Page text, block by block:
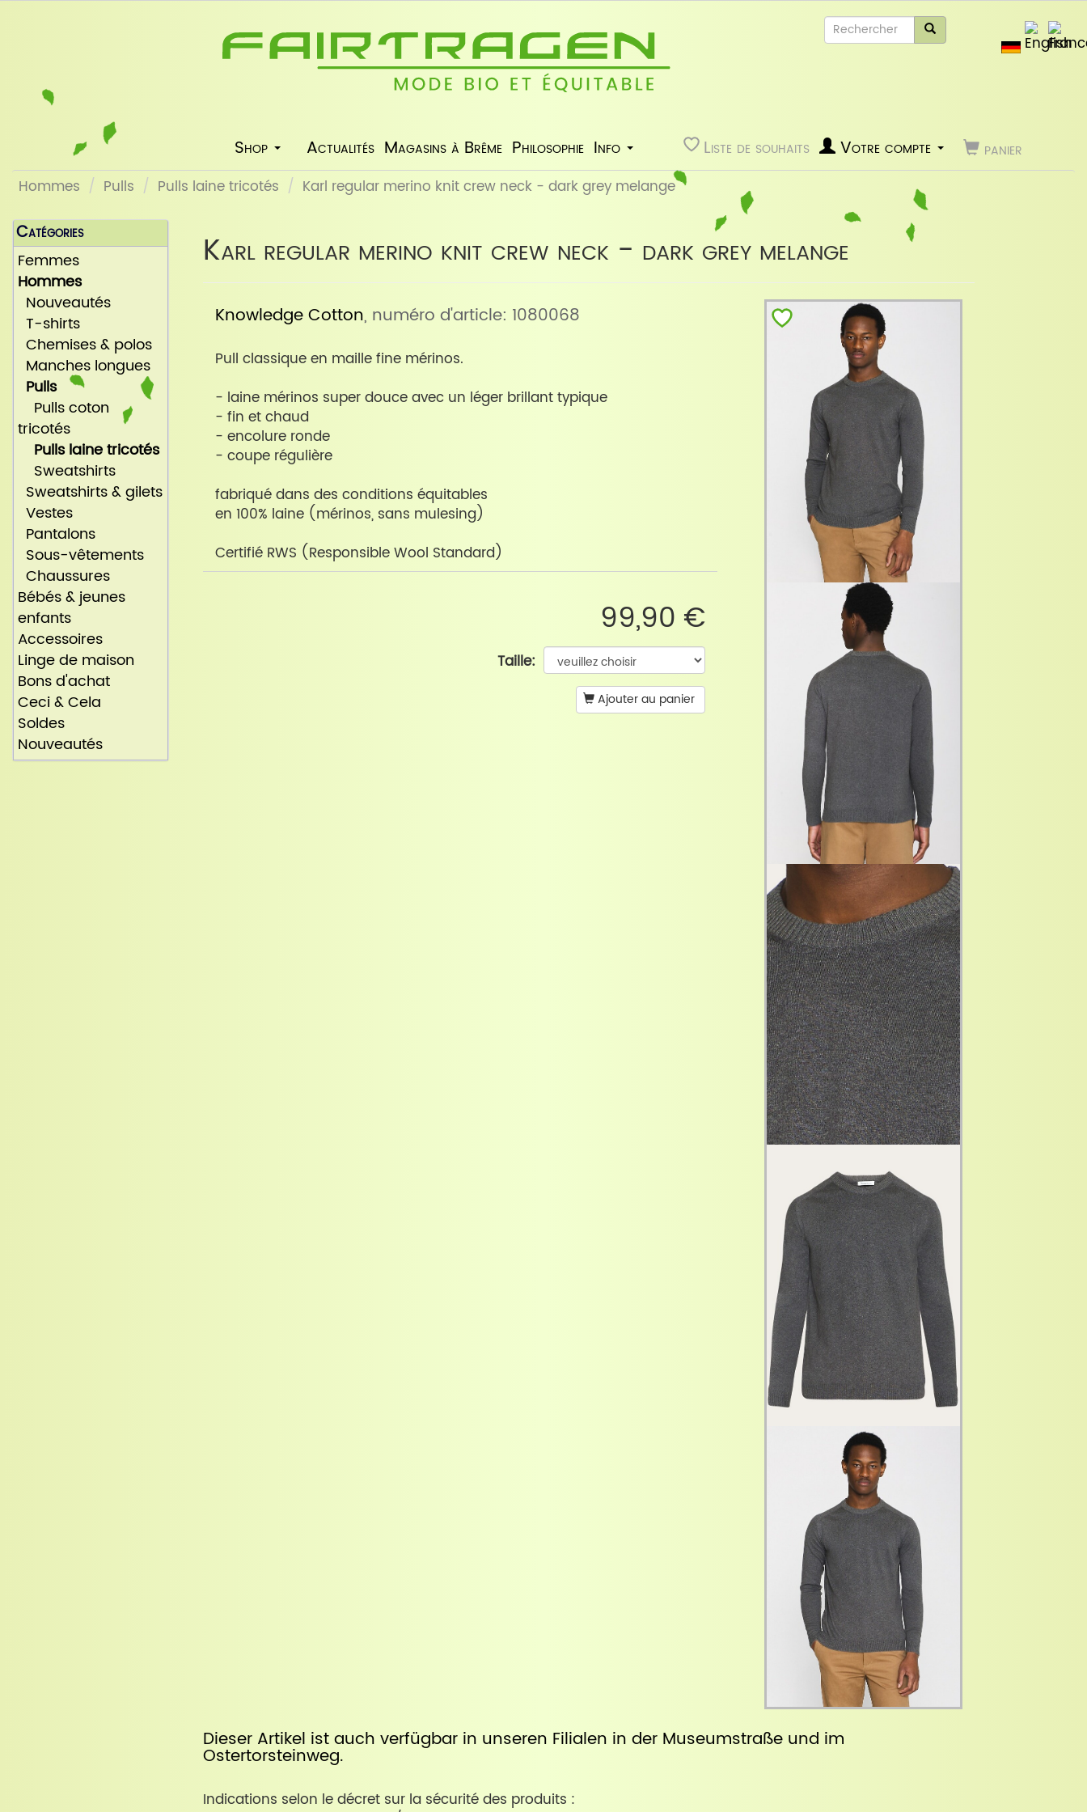
Shop Actualités Magasins à Brême Philosophie Info Liste de souhaits panier
Votre compte
Hommes Pulls Pulls laine tricotés Karl regular merino knit crew neck - dark grey melange
Karl regular merino knit crew neck - dark grey melange
Knowledge Cotton, numéro d'article: 1080068
Pull classique en maille fine mérinos.
- laine mérinos super douce avec un léger brillant typique
- fin et chaud
- encolure ronde
- coupe régulière
fabriqué dans des conditions équitables
en 100% laine (mérinos, sans mulesing)
Certifié RWS (Responsible Wool Standard)
99,90 €
Taille:
Ajouter au panier
Dieser Artikel ist auch verfügbar in unseren Filialen in der Museumstraßeund im
Ostertorsteinweg.
Indications selon le décret sur la sécurité des produits :
Catégories
Femmes
Hommes
Nouveautés
T-shirts
Chemises & polos
Manches longues
Pulls
Pulls coton
tricotés
Pulls laine tricotés
Sweatshirts
Sweatshirts & gilets
Vestes
Pantalons
Sous-vêtements
Chaussures
Bébés & jeunes
enfants
Accessoires
Linge de maison
Bons d'achat
Ceci & Cela
Soldes
Nouveautés